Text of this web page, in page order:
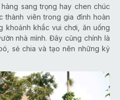
sang trọng hay chen chúc
thành viên trong gia đình hoàn
khoảnh khắc vui chơi, ăn uống
nhà mình. Đây cũng chính là
sẻ chia và tạo nên những kỷ